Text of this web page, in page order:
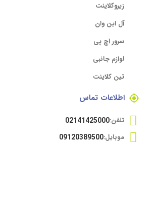
زیروکلاینت
آل این وان
سرور اچ پی
لوازم جانبی
تین کلاینت
اطلاعات تماس
تلفن:02141425000
موبایل:09120389500